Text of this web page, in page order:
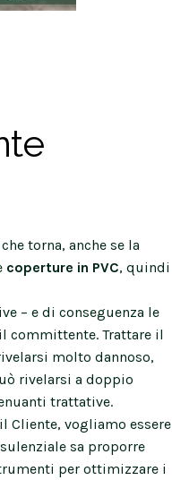
torna, anche se la
coperture in PVC, quindi
– e di conseguenza le
committente. Trattare il
molto dannoso,
rivelarsi a doppio
trattative.
Cliente, vogliamo essere
sa proporre
per ottimizzare i